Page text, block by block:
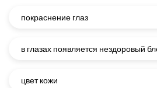
покраснение глаз
в глазах появляется нездоровый
цвет кожи